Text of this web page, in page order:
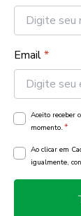
Email*
Aceito receber
momento. *
Ao clicar em
igualmente,